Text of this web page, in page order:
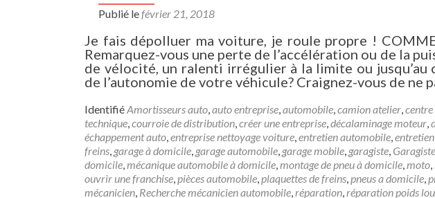
Publié lefévrier 21, 2018
Je fais dépolluer ma voiture, je roule propre !
Remarquez-vous une perte de l’accélération ou de la
de vélocité, un ralenti irrégulier à la limite ou jusqu’au
de l’autonomie de votre véhicule? Craignez-vous de ne
IdentifiéAmortisseurs auto,auto entreprise,automobile,camion atelier,
technique,courroie de distribution,créer une entreprise,décalaminage moteur,
échappement auto,entreprise nettoyage voiture,entretien automobile,
freins, garage à domicile, garage automobile, garage mobile, garagiste,
domicile,mécanique automobile à domicile,montage de pneu à domicile,moto,
ouvrir une franchise,pièces automobile,plaquettes de freins,pneus a domicile,
mécanicien, Recherche mécanicien automobile,réparation,réparation poids